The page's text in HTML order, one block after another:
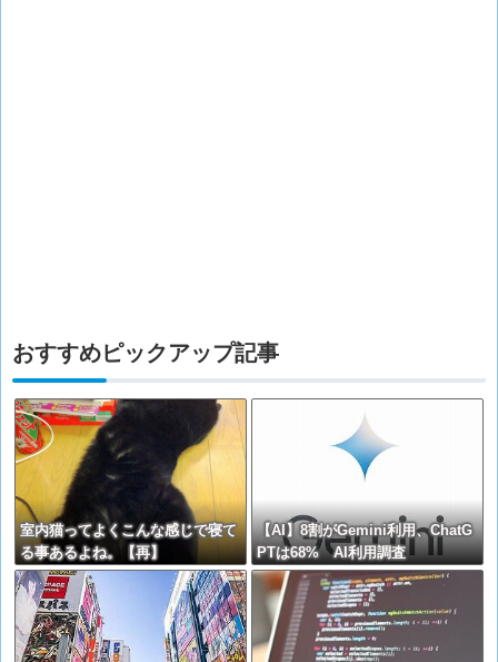
おすすめピックアップ記事
室内猫ってよくこんな感じで寝て
る事あるよね。【再】
【AI】8割がGemini利用、ChatG
PTは68% AI利用調査